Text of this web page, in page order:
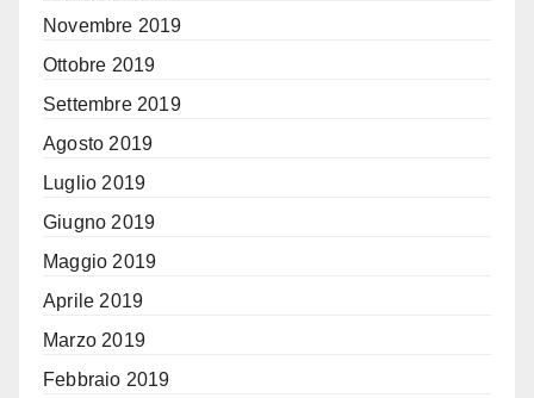
Novembre 2019
Ottobre 2019
Settembre 2019
Agosto 2019
Luglio 2019
Giugno 2019
Maggio 2019
Aprile 2019
Marzo 2019
Febbraio 2019